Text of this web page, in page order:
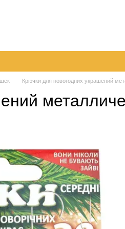
Крючки для новогодних украшений